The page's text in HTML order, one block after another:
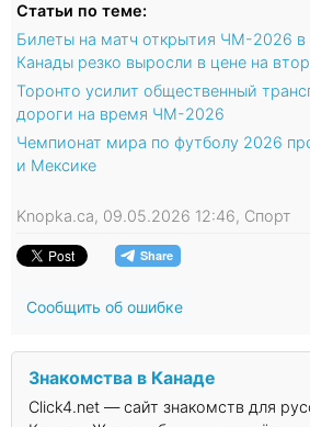
Статьи по теме:
Билеты на матч открытия ЧМ-2026 в
Канады резко выросли в цене на
Торонто усилит общественный
дороги на время ЧМ-2026
Чемпионат мира по футболу 2026
и Мексике
Knopka.ca, 09.05.2026 12:46, Спорт
Сообщить об ошибке
Знакомства в Канаде
Click4.net — сайт знакомств для